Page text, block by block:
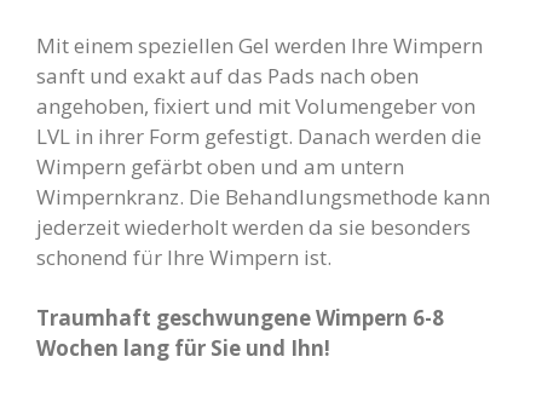
Mit einem speziellen Gel werden Ihre Wimpern
sanft und exakt auf das Pads nach oben
angehoben, fixiert und mit Volumengeber von
LVL in ihrer Form gefestigt. Danach werden die
Wimpern gefärbt oben und am untern
Wimpernkranz. Die Behandlungsmethode kann
jederzeit wiederholt werden da sie besonders
schonend für Ihre Wimpern ist.
Traumhaft geschwungene Wimpern 6-8
Wochen lang für Sie und Ihn!